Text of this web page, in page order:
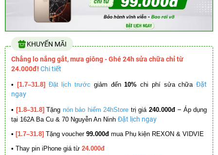
KHUYẾN MÃI
Chẳng lo nắng gắt, mưa giông - Ghé 24h sửa chữa chỉ từ
24.000đ! Chi tiết
• [1.7–31.8] Đặt lịch trước giảm đến10% chi phí sửa chữa Đặt
ngay
• [1.8–31.8] Tặng nón bảo hiểm 24hStore trị giá 240.000đ – Áp dụng
tại 162A Ba Cu & 70 Nguyễn An Ninh Đặt lịch ngay
• [1.7–31.8] Tặng voucher 99.000đ mua Phụ kiện REXON & VIDVIE
• Thay pin iPhone giá từ 24.000đ